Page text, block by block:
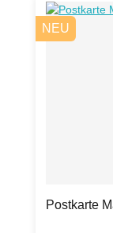
verkauft.
Produkte
NEU
Postkarte